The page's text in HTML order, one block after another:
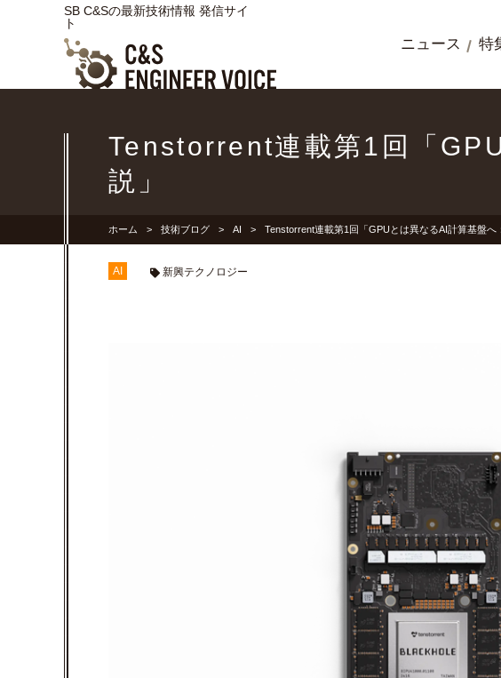
SB C&Sの最新技術情報 発信サイ
ト
ニュース 特
Tenstorrent連載第1回「
説」
ホーム 技術ブログ AI Tenstorrent連載第1回「GPUとは異なるAI計算基盤へ
AI 新興テクノロジー